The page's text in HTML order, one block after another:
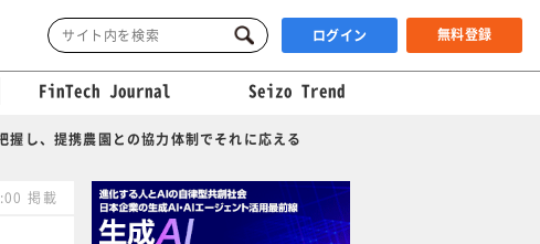
ログイン 無料登録
FinTech Journal Seizo Trend
し、提携農園との協力体制でそれに応える
掲載